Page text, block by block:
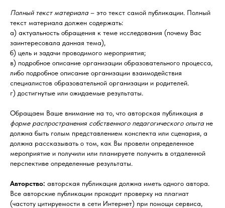
Полный текст материала– это текст самой публикации. Полный
текст материала должен содержать:
а) актуальность обращения к теме исследования (почему Вас
заинтересовала данная тема),
б) цель и задачи проводимого мероприятия;
в) подробное описание организации образовательного процесса,
либо подробное описание организации взаимодействия
специалистов образовательной организации и родителей.
г) достигнутые или ожидаемые результаты.
Обращаем Ваше внимание на то, что авторская публикация в
форме распространения собственного педагогического опытане
должна быть голым представлением конспекта или сценария, а
должна рассказывать о том, как Вы провели определенное
мероприятие и получили или планируете получить в отдаленной
перспективе определенные результаты.
Авторство: авторская публикация должна иметь одного автора.
Все авторские публикации проходит проверку на плагиат
(частоту цитируемости в сети Интернет) при помощи сервиса,